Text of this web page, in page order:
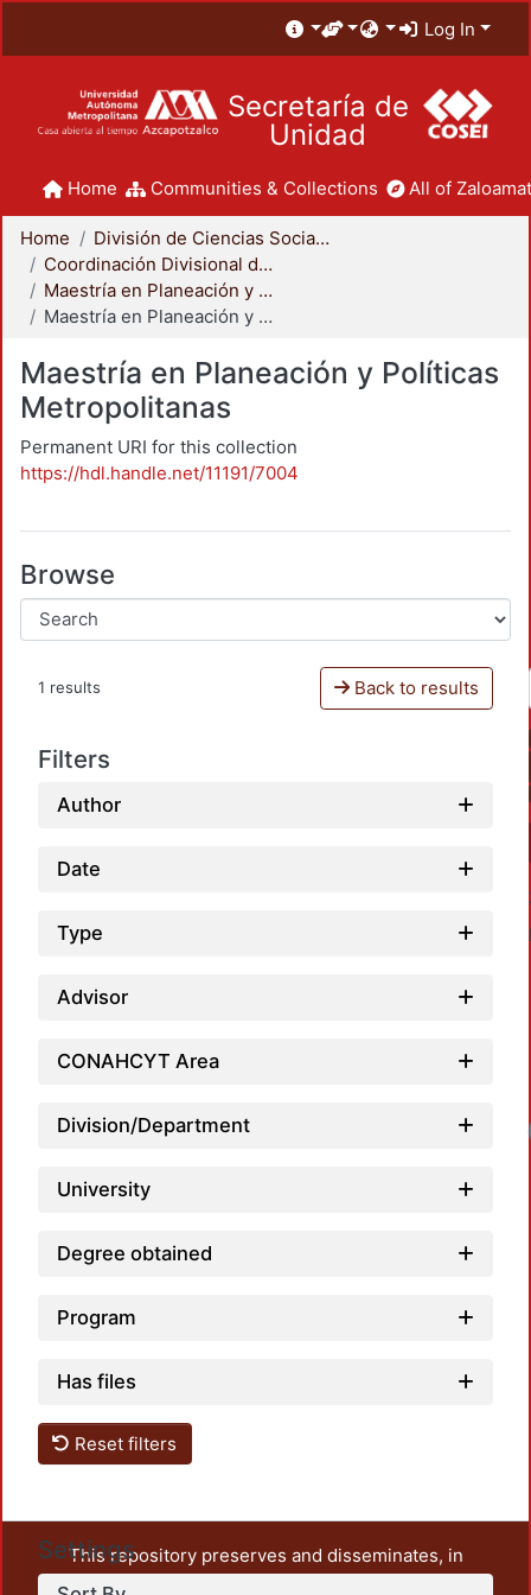
Log In
Secretaría de
Unidad
Home Communities & Collections All of
Home
División de Ciencias Sociales y Humanidades
Coordinación Divisional de Posgrado
Maestría en Planeación y Políticas Metropolitanas
Maestría en Planeación y Políticas Metropolitanas
Maestría en Planeación y Políticas
Metropolitanas
Permanent URI for this collection
https://hdl.handle.net/11191/7004
Browse
1 results Back to results
Filters
Author
Date
Type
Advisor
CONAHCYT Area
Division/Department
University
Degree obtained
Program
Has files
Reset filters
Settings
This repository preserves and disseminates, in
unrestricted open access, the teaching and research